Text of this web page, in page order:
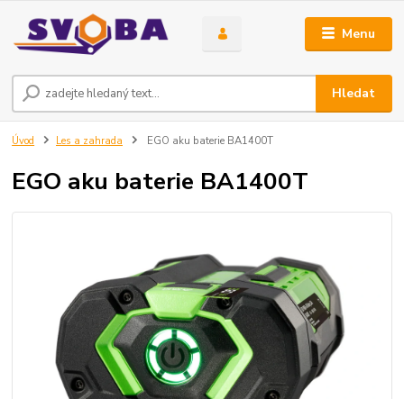
Menu
Hledat
Úvod Les a zahrada EGO aku baterie BA1400T
EGO aku baterie BA1400T